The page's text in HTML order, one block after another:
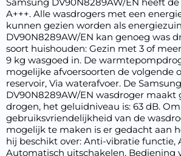
A+++. Alle wasdrogers met een
kunnen gezien worden als
DV90N8289AW/EN kan genoeg was
soort huishouden: Gezin met 3 of
9 kg wasgoed in. De
mogelijke afvoersoorten de volgende
reservoir, Via waterafvoer. De Samsung
DV90N8289AW/EN wasdroger
drogen, het geluidniveau is: 63 dB.
gebruiksvriendelijkheid van de
mogelijk te maken is er gedacht aan
hij beschikt over: Anti-vibratie functie,
Automatisch uitschakelen, Bediening